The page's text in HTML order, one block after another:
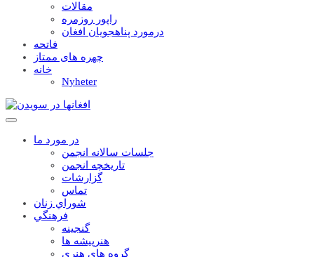
مقالات
راپور روزمره
درمورد پناهجويان افغان
فاتحه
چهره های ممتاز
خانه
Nyheter
در مورد ما
جلسات سالانه انجمن
تاریخچه انجمن
گزارشات
تماس
شوراي زنان
فرهنگي
گنجينه
هنرپيشه ها
گروه هاي هنري